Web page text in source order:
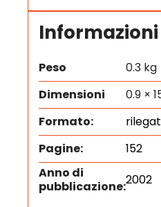
Peso
0.3 kg
Dimensioni
0.9 ×
Formato:
Pagine:
152
Anno di
pubblicazione:2002